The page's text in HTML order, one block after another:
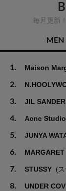
毎月更新
MEN
1. Maison
2.
3. JIL SANDER
4. Acne
5. JUNYA
6.
7. STUSSY (
8. UNDER